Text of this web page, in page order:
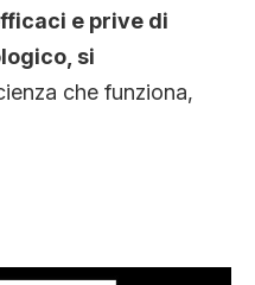
e prive di
si
che funziona,